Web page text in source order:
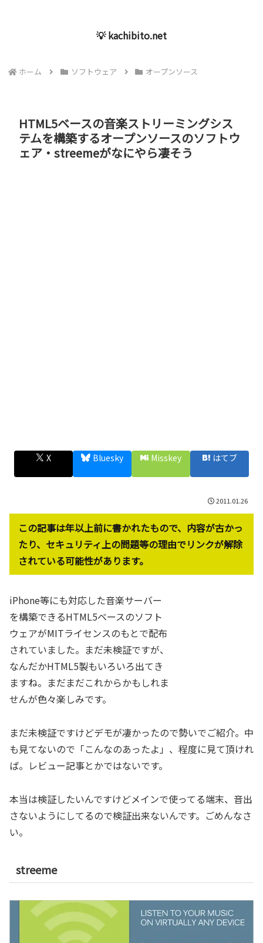
💡 kachibito.net
ホーム ソフトウェア オープンソース
HTML5ベースの音楽ストリーミングシス
テムを構築するオープンソースのソフトウ
ェア・streemeがなにやら凄そう
X Bluesky Misskey はてブ
2011.01.26
この記事は年以上前に書かれたもので、内容が古かっ
たり、セキュリティ上の問題等の理由でリンクが解除
されている可能性があります。
iPhone等にも対応した音楽サーバー
を構築できるHTML5ベースのソフト
ウェアがMITライセンスのもとで配布
されていました。まだ未検証ですが、
なんだかHTML5製もいろいろ出てき
ますね。まだまだこれからかもしれま
せんが色々楽しみです。
まだ未検証ですけどデモが凄かったので勢いでご紹介。中
も見てないので「こんなのあったよ」、程度に見て頂けれ
ば。レビュー記事とかではないです。
本当は検証したいんですけどメインで使ってる端末、音出
さないようにしてるので検証出来ないんです。ごめんなさ
い。
streeme